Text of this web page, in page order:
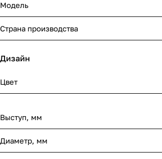
Модель
Страна производства
Дизайн
Цвет
Выступ, мм
Диаметр, мм